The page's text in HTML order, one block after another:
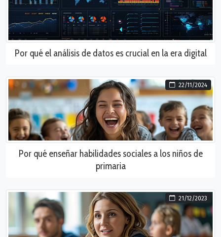
Por qué el análisis de datos es crucial en la era digital
22/11/2024
Por qué enseñar habilidades sociales a los niños de
primaria
21/12/2023